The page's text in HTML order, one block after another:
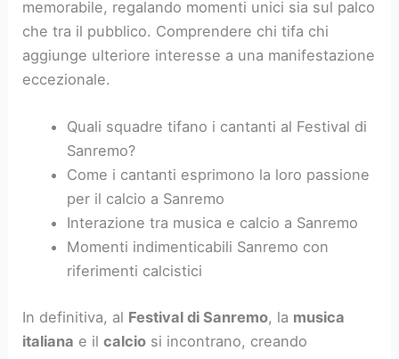
cultura calcistica. Il pubblico non assiste solo a
un eventomusicale, ma diventa parte di una
comunità più ampia dove il tifo per unasquadra
trasforma le passioni in un sostegno collettivo.
Momenti Indimenticabili a Sanremo
Sanremo offre un panorama di
con il
calcio che collega diverse passioni. La
febbre calcistica deicantanti
memorabile, regalando momenti unici sia sul palco
che tra il pubblico. Comprendere chi tifa chi
aggiunge ulteriore interesse a una manifestazione
Quali squadre tifano i cantanti al Festival di